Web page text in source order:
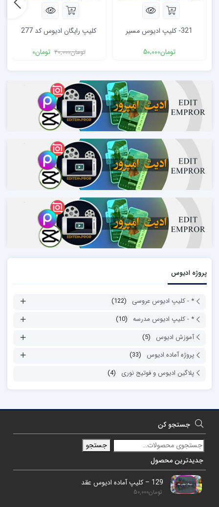
321- کلیپ ادیوس مسیر
تومان50,000
کلیپ رایگان ادیوس کد 277
تومان20,000 تومان0
پروژه ادیوس
* - کلیپ ادیوس عروسی
(122)
* - کلیپ ادیوس مدرسه (10)
آموزش ادیوس
(5)
پروژه آماده ادیوس
(33)
پلاگین ادیوس و فوتیج نوری
(4)
جستجو کن
جستجو
جدیدترین محصول
129 – کلیپ آماده ادیوس عقد
تومان50,000